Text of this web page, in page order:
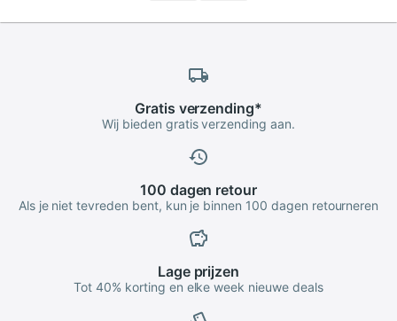
Gratis verzending*
Wij bieden gratis verzending aan.
100 dagen retour
Als je niet tevreden bent, kun je binnen 100 dagen retourneren
Lageprijzen
Tot 40% korting en elke week nieuwe deals